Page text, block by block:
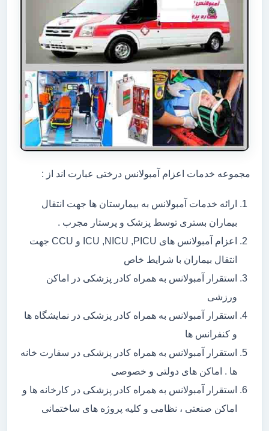
مجموعه خدمات اعزام آمبولانس درختی عبارت اند از :
ارائه خدمات آمبولانس به بیمارستان ها جهت انتقال
بیماران بستری توسط پزشک و پرستار مجرب .
اعزام آمبولانس های ICU ,NICU ,PICU و CCU جهت
انتقال بیماران با شرایط خاص
استقرار آمبولانس به همراه کادر پزشکی در اماکن
ورزشی
استقرار آمبولانس به همراه کادر پزشکی در نمایشگاه ها
و کنفرانس ها
استقرار آمبولانس به همراه کادر پزشکی در سفارت خانه
ها . اماکن های دولتی و خصوصی
استقرار آمبولانس به همراه کادر پزشکی در کارخانه ها و
اماکن صنعتی ، نظامی و کلیه پروژه های ساختمانی